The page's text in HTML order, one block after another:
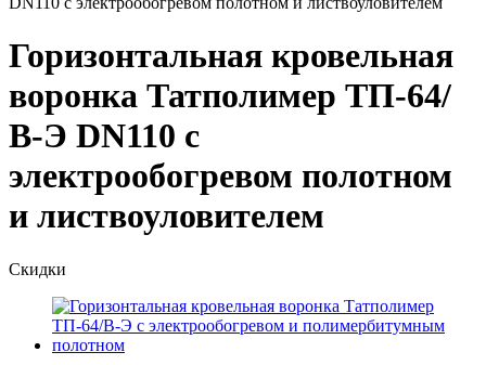
Горизонтальная кровельная
воронка Татполимер ТП-64/
В-Э DN110 с
электрообогревом полотном
и листвоуловителем
Скидки